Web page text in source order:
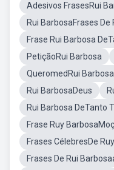
Adesivos FrasesRui
Rui BarbosaFrases De
Frase Rui Barbosa
PetiçãoRui Barbosa
QueromedRui Barbosa
Rui BarbosaDeus
Rui Barbosa DeTanto
Frase Ruy
Frases CélebresDe
Frases De Rui